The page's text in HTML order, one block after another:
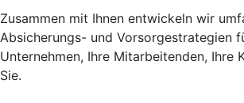
Zusammen mit Ihnen entwickeln wir
Absicherungs- und Vorsorgestrategien
Unternehmen, Ihre Mitarbeitenden, Ihre
Sie.